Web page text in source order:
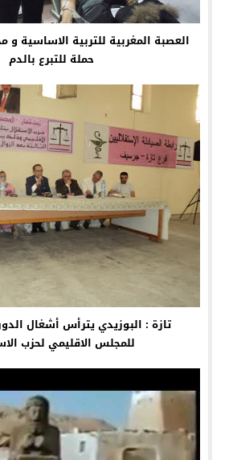
العصبة المغربية للتربية الاساسية و
حملة للتبرع بالدم
تازة : البوزيدي يترأس أشغال
للمجلس الاقليمي لحزب